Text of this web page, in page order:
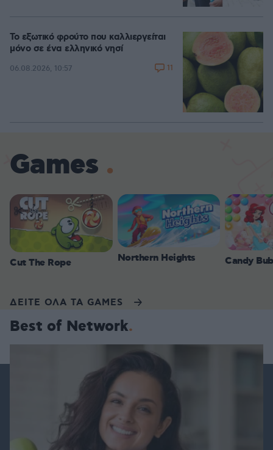
Το εξωτικό φρούτο που καλλιεργείται
μόνο σε ένα ελληνικό νησί
06.08.2026, 10:57 11
Games
Cut The Rope Northern Heights Candy
ΔΕΙΤΕ ΟΛΑ ΤΑ GAMES
Best of Network